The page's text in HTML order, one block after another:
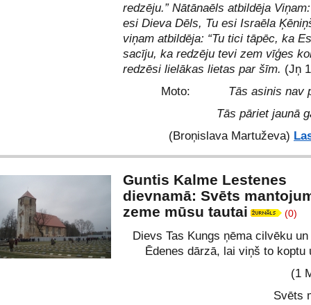
redzēju.” Nātānaēls atbildēja
esi Dieva Dēls, Tu esi Israēla
viņam atbildēja: “Tu tici tāpēc, ka
sacīju, ka redzēju tevi zem vīģes
redzēsi lielākas lietas par šīm. (Jņ
Moto: Tās asinis nav
Tās pāriet jaunā
(Broņislava Martuževa)
Guntis Kalme Lestenes
dievnamā: Svēts
zeme mūsu tautai
(0)
Dievs Tas Kungs ņēma cilvēku
Ēdenes dārzā, lai viņš to koptu
(1
Svēts